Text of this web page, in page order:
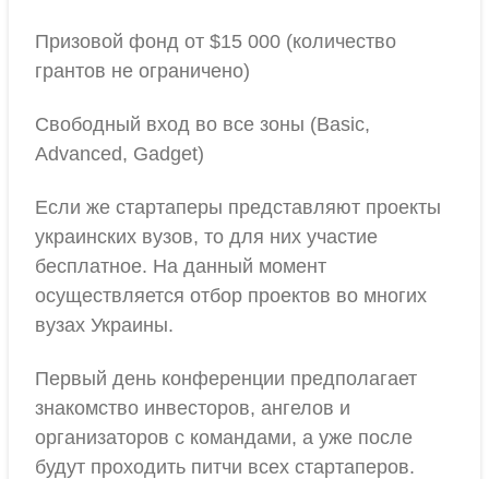
Призовой фонд от $15 000 (количество
грантов не ограничено)
Свободный вход во все зоны (Basic,
Advanced, Gadget)
Если же стартаперы представляют проекты
украинских вузов, то для них участие
бесплатное. На данный момент
осуществляется отбор проектов во многих
вузах Украины.
Первый день конференции предполагает
знакомство инвесторов, ангелов и
организаторов с командами, а уже после
будут проходить питчи всех стартаперов.